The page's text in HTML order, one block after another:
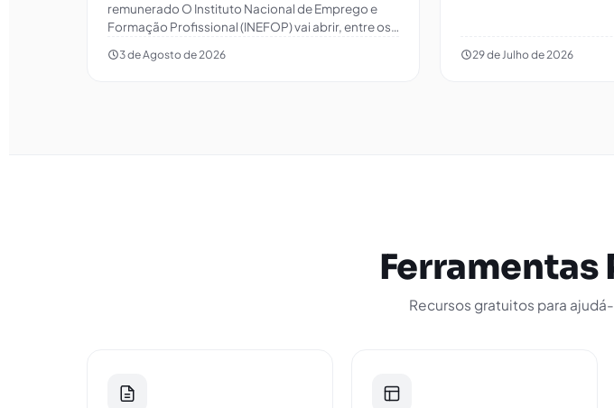
remunerado O Instituto Nacional de Emprego e
Formação Profissional (INEFOP) vai abrir, entre os…
3 de Agosto de 2026 29 de Julho de 2026
Recursos gratuitos para